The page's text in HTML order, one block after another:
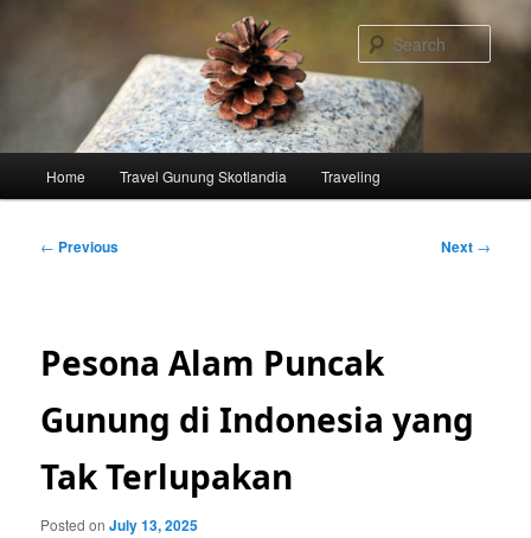
Home Travel Gunung Skotlandia Traveling
Post
← Previous Next →
Pesona Alam Puncak
Gunung di Indonesia yang
Tak Terlupakan
Posted onJuly 13, 2025